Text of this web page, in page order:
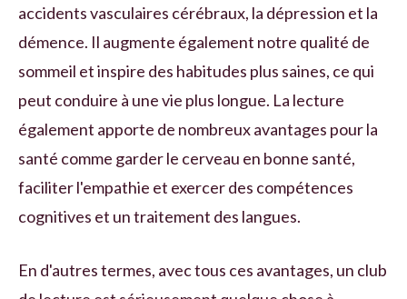
accidents vasculaires cérébraux, la dépression et la
démence. Il augmente également notre qualité de
sommeil et inspire des habitudes plus saines, ce qui
peut conduire à une vie plus longue. La lecture
également apporte de nombreux avantages pour la
santé comme garder le cerveau en bonne santé,
faciliter l'empathie et exercer des compétences
cognitives et un traitement des langues.
En d'autres termes, avec tous ces avantages, un club